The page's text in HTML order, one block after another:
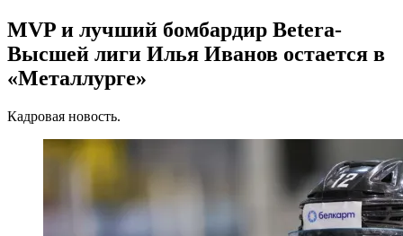
MVP и лучший бомбардир Betera-
Высшей лиги Илья Иванов остается в
«Металлурге»
Кадровая новость.